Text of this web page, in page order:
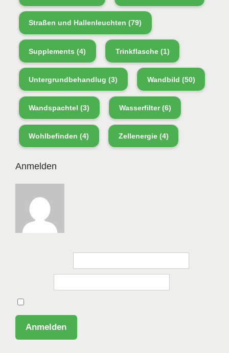
Straßen und Hallenleuchten (79)
Supplements (4) Trinkflasche(1)
Untergrundbehandlug (3) Wandbild (50)
Wandspachtel (3) Wasserfilter(6)
Wohlbefinden (4) Zellenergie(4)
Anmelden